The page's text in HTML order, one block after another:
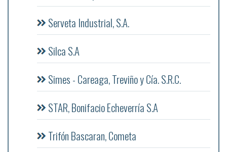
Serveta Industrial, S.A.
Silca S.A
Simes - Careaga, Treviño y Cía. S.R.C.
STAR, Bonifacio Echeverría S.A
Trifón Bascaran, Cometa